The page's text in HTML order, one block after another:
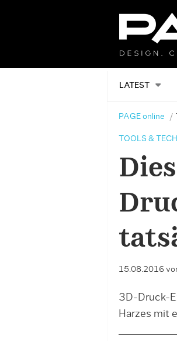
LATEST
PAGE online
TOOLS &
15.08.2016
3D-Druck-
Harzes mit